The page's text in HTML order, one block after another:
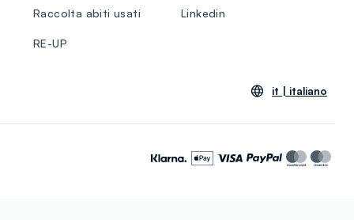
Raccolta abiti usati
RE-UP
Linkedin
it | italiano